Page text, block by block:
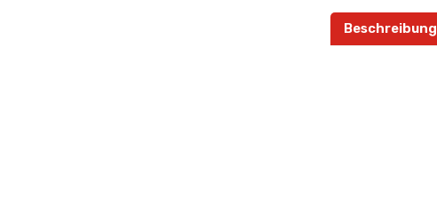
Beschreibung